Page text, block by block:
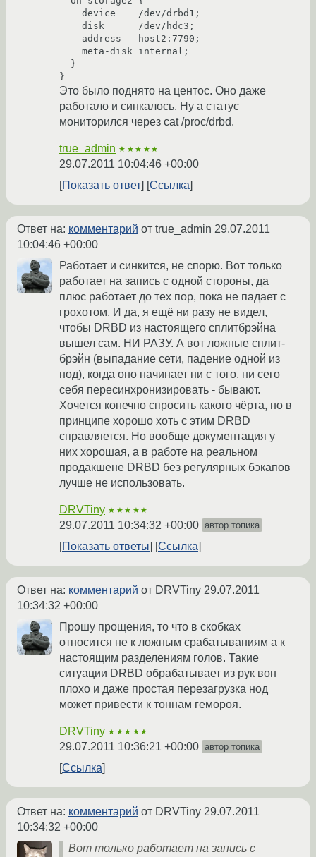
Это было поднято на центос. Оно даже
работало и синкалось. Ну а статус
мониторился через cat /proc/drbd.
true_admin ★★★★★
29.07.2011 10:04:46 +00:00
Показать ответ
Ссылка
Ответ на: комментарий от true_admin 29.07.2011
10:04:46 +00:00
Работает и синкится, не спорю. Вот только
работает на запись с одной стороны, да
плюс работает до тех пор, пока не падает с
грохотом. И да, я ещё ни разу не видел,
чтобы DRBD из настоящего сплитбрэйна
вышел сам. НИ РАЗУ. А вот ложные сплит-
брэйн (выпадание сети, падение одной из
нод), когда оно начинает ни с того, ни сего
себя пересинхронизировать - бывают.
Хочется конечно спросить какого чёрта, но в
принципе хорошо хоть с этим DRBD
справляется. Но вообще документация у
них хорошая, а в работе на реальном
продакшене DRBD без регулярных бэкапов
лучше не использовать.
DRVTiny ★★★★★
29.07.2011 10:34:32 +00:00 автор топика
Показать ответы Ссылка
Ответ на: комментарий от DRVTiny 29.07.2011
10:34:32 +00:00
Прошу прощения, то что в скобках
относится не к ложным срабатываниям а к
настоящим разделениям голов. Такие
ситуации DRBD обрабатывает из рук вон
плохо и даже простая перезагрузка нод
может привести к тоннам гемороя.
DRVTiny ★★★★★
29.07.2011 10:36:21 +00:00 автор топика
Ссылка
Ответ на: комментарий от DRVTiny 29.07.2011
10:34:32 +00:00
Вот только работает на запись с